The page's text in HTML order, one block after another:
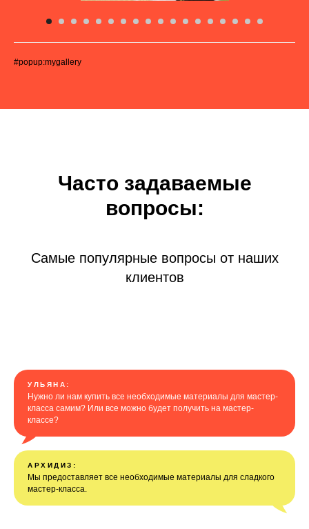
#popup:mygallery
Часто задаваемые
вопросы:
Самые популярные вопросы от наших
клиентов
УЛЬЯНА:
Нужно ли нам купить все необходимые материалы для мастер-
класса самим? Или все можно будет получить на мастер-
классе?
АРХИДИЗ:
Мы предоставляет все необходимые материалы для сладкого
мастер-класса.